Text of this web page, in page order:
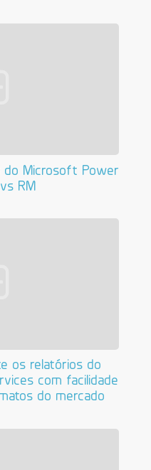
do Microsoft Power
RM
os relatórios do
com facilidade
do mercado